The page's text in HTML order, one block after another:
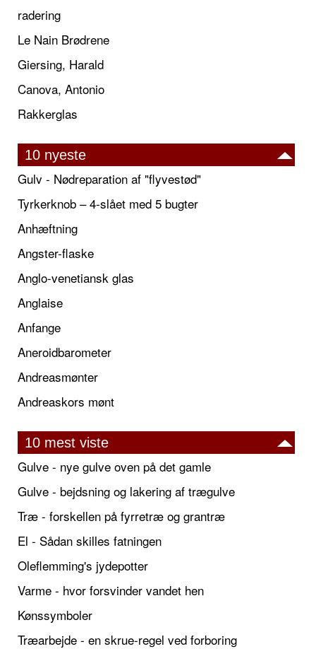
radering
Le Nain Brødrene
Giersing, Harald
Canova, Antonio
Rakkerglas
10 nyeste
Gulv - Nødreparation af "flyvestød"
Tyrkerknob – 4-slået med 5 bugter
Anhæftning
Angster-flaske
Anglo-venetiansk glas
Anglaise
Anfange
Aneroidbarometer
Andreasmønter
Andreaskors mønt
10 mest viste
Gulve - nye gulve oven på det gamle
Gulve - bejdsning og lakering af trægulve
Træ - forskellen på fyrretræ og grantræ
El - Sådan skilles fatningen
Oleflemming's jydepotter
Varme - hvor forsvinder vandet hen
Kønssymboler
Træarbejde - en skrue-regel ved forboring